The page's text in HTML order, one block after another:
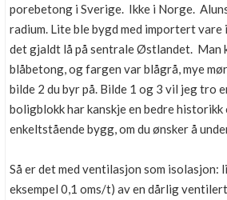
porebetong i Sverige. Ikke i Norge.
radium. Lite ble bygd med importert
det gjaldt lå på sentrale Østlandet. Man
blåbetong, og fargen var blågrå, mye
bilde 2 du byr på. Bilde 1 og 3 vil jeg tro
boligblokk har kanskje en bedre
enkeltstående bygg, om du ønsker å
Så er det med ventilasjon som
eksempel 0,1 oms/t) av en dårlig